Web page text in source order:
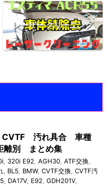
レーザー クリーニング
CVTF 汚れ具合 車種
離別 まとめ集
320i E92 AGH30 ATF交換
BL5 BMW, CVTF交換 CVTF汚
DA17V, E92 GDH201V,